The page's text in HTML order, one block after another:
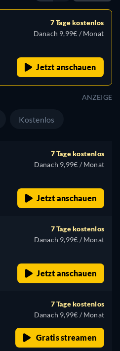
7 Tage kostenlos
Danach 9,99€ / Monat
Jetzt anschauen
ANZEIGE
Kostenlos
7 Tage kostenlos
Danach 9,99€ / Monat
Jetzt anschauen
7 Tage kostenlos
Danach 9,99€ / Monat
Jetzt anschauen
7 Tage kostenlos
Danach 9,99€ / Monat
Gratis streamen